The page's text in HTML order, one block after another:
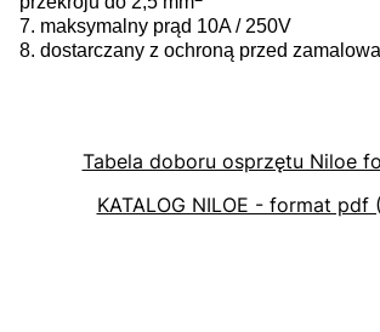
7. maksymalny prąd 10A / 250V
8. dostarczany z ochroną przed
Tabela doboru osprzętu Niloe
KATALOG NILOE - format pdf